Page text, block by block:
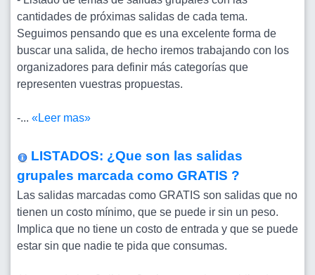
cantidades de próximas salidas de cada tema.
Seguimos pensando que es una excelente forma de
buscar una salida, de hecho iremos trabajando con los
organizadores para definir más categorías que
representen vuestras propuestas.
-... «Leer mas»
LISTADOS: ¿Que son las salidas
grupales marcada como GRATIS ?
Las salidas marcadas como GRATIS son salidas que no
tienen un costo mínimo, que se puede ir sin un peso.
Implica que no tiene un costo de entrada y que se puede
estar sin que nadie te pida que consumas.